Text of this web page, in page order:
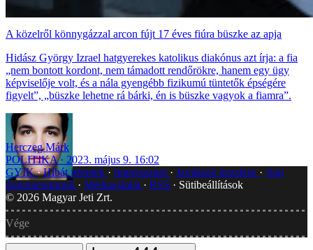
A közelről könnygázzal arcon fújt 17 éves fiúra büszke az apja
Hidász György Izrael hatgyerekes katolikus diakónus azt írja: a fia
„nem bontott kordont, nem támadott rendőrökre, hanem egy ügy
képviselője volt, és a nála gyengébb fizikumú tüntetők épségére
figyelt”, „büszke lehetne rá bárki, én is büszke vagyok a fiamra”.
Herczeg Márk
POLITIKA
2023. május 9. 16:02
GYIK Hibát jelentek Impresszum Javítások kezelése
Jogi
dokumentumok
Médiaajánlat RSS
Sütibeállítások
© 2026 Magyar Jeti Zrt.
Vége